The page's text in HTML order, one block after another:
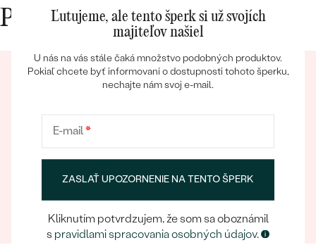
Bestsellery
OBJAVIŤ
Prečo nakupovať v Eppi
Eppický zážitok
Pri nakupovaní online aj osobne sa môžete spoľahnúť
na náš tím, ktorý sa postará o to, aby už samotný
výber šperku bol eppickým zážitkom.
Ľutujeme, ale tento šperk si už svojích
majiteľov našiel
U nás na vás stále čaká množstvo podobných produktov.
Pokiaľ chcete byť informovaní o dostupnosti tohoto šperku,
nechajte nám svoj e-mail.
E-mail*
ZASLAŤ UPOZORNENIE NA TENTO ŠPERK
Kliknutím potvrdzujem, že som sa oboznámil
s pravidlami spracovania osobných údajov.